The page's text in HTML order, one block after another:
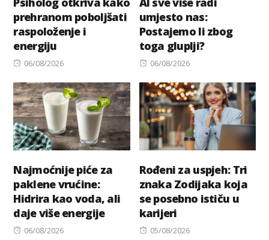
prehranom poboljšati
raspoloženje i
energiju
Posted
06/08/2026
umjesto nas:
Postajemo li zbog
toga gluplji?
Posted
06/08/2026
Najmoćnije piće za
paklene vrućine:
Hidrira kao voda, ali
daje više energije
Posted
06/08/2026
Rođeni za uspjeh: Tri
znaka Zodijaka koja
se posebno ističu u
karijeri
Posted
05/08/2026